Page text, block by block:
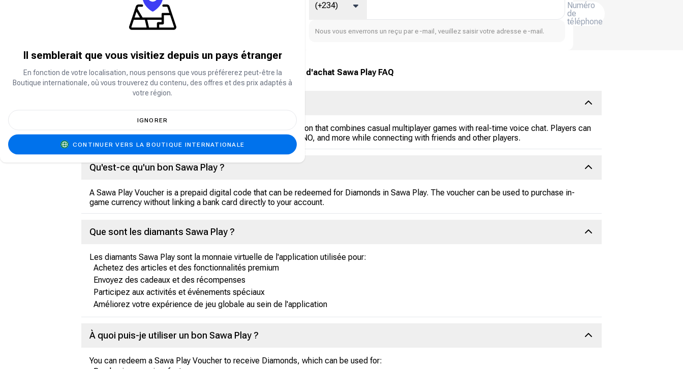
Numéro
de
téléphone
(+234)
Nous vous enverrons un reçu par e-mail, veuillez saisir votre adresse e-mail.
Bon d'achat Sawa Play FAQ
Sawa Play is a social gaming platform popular in the Gulf region that combines casual multiplayer games with real-time voice chat. Players can
enjoy games such as Jackaroo, Ludo, Carrom, Dominoes, UNO, and more while connecting with friends and other players.
Qu'est-ce qu'un bon Sawa Play ?
A Sawa Play Voucher is a prepaid digital code that can be redeemed for Diamonds in Sawa Play. The voucher can be used to purchase in-
game currency without linking a bank card directly to your account.
Que sont les diamants Sawa Play ?
Les diamants Sawa Play sont la monnaie virtuelle de l'application utilisée pour:
Achetez des articles et des fonctionnalités premium
Envoyez des cadeaux et des récompenses
Participez aux activités et événements spéciaux
Améliorez votre expérience de jeu globale au sein de l'application
À quoi puis-je utiliser un bon Sawa Play ?
You can redeem a Sawa Play Voucher to receive Diamonds, which can be used for:
Il semblerait que vous visitiez depuis un pays étranger
En fonction de votre localisation, nous pensons que vous préférerez peut-être la
Boutique internationale, où vous trouverez du contenu, des offres et des prix adaptés à
votre région.
IGNORER
CONTINUER VERS LA BOUTIQUE INTERNATIONALE